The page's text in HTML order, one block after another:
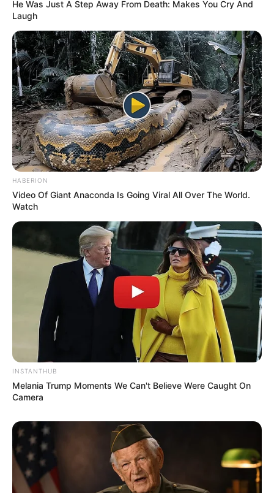
Instagram:
TikTok: –
YouTube: –
Tinggi, Berat & Penampilan Fisik
Tinggi: 167 cm
Berat: – kg
Golongan Darah: –
Warna Rambut: Hitam
Warna Mata: Hitam
Warna Kulit: Putih
Ukuran Tubuh: –
Ukuran Sepatu: –
Ukuran Baju: –
Pendidikan
Assalaam Islamic Modern Boarding School, Solo
Universitas Diponegoro
Keluarga
Ayah: –
Ibu: –
Saudara Laki-laki: –
Saudara Perempuan: –
He Was Just A Step Away From Death: Makes You Cry And
Laugh
HABERION
Video Of Giant Anaconda Is Going Viral All Over The World.
Watch
INSTANTHUB
Melania Trump Moments We Can't Believe Were Caught On
Camera